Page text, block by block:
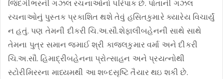
જિંદગીભરની ગઝલ રચનાઓનો પરિપાક છે. પોતાની ગઝલ
રચનાઓનું પુસ્તક પ્રકાશિત થશે તેવું હસિતકુમારે ક્યારેય વિચાર્યું
ન હતું. પણ તેમની દીકરી ચિ.અ.સૌ.શેફાલીબહેનની સાથે સાથે
તેમના પુત્ર સમાન જમાઈ શ્રી કાજલકુમાર વર્મા અને દીકરી
ચિ.અ.સૌ. હિમાદ્રીબહેનના પ્રોત્સાહન અને પ્રયત્નોથી
સ્ટોરીમિરરના માધ્યમથી આ શબ્દસૃષ્ટિ તૈયાર થઇ શકી છે.